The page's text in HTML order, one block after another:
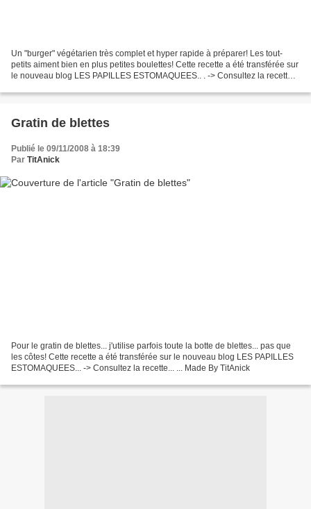
Un "burger" végétarien très complet et hyper rapide à préparer! Les tout-
petits aiment bien en plus petites boulettes! Cette recette a été transférée sur
le nouveau blog LES PAPILLES ESTOMAQUEES.. . -> Consultez la recette...
Gratin de blettes
Publié le 09/11/2008 à 18:39
Par TitAnick
Pour le gratin de blettes... j'utilise parfois toute la botte de blettes... pas que
les côtes! Cette recette a été transférée sur le nouveau blog LES PAPILLES
ESTOMAQUEES... -> Consultez la recette... ... Made By TitAnick